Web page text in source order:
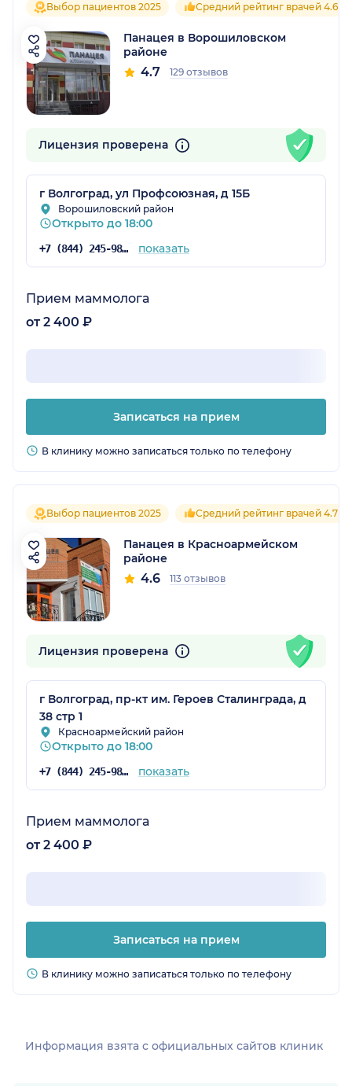
Выбор пациентов 2025 Средний рейтинг врачей 4.6
Панацея в Ворошиловском
районе
4.7 129 отзывов
Лицензия проверена
г Волгоград, ул Профсоюзная, д 15Б
Ворошиловский район
Открыто до 18:00
+7 (844) 245-98-04 показать
Прием маммолога
от 2 400 ₽
Записаться на прием
В клинику можно записаться только по телефону
Выбор пациентов 2025 Средний рейтинг врачей 4.7
Панацея в Красноармейском
районе
4.6 113 отзывов
Лицензия проверена
г Волгоград, пр-кт им. Героев Сталинграда, д
38 стр 1
Красноармейский район
Открыто до 18:00
+7 (844) 245-98-04 показать
Прием маммолога
от 2 400 ₽
Записаться на прием
В клинику можно записаться только по телефону
Информация взята c официальных сайтов клиник